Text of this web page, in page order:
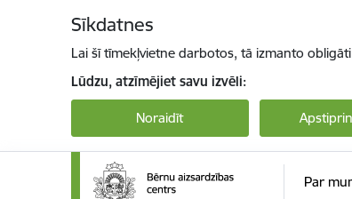
Sīkdatnes
Lai šī tīmekļvietne darbotos, tā izmanto
Lūdzu, atzīmējiet savu izvēli:
Noraidīt
Par